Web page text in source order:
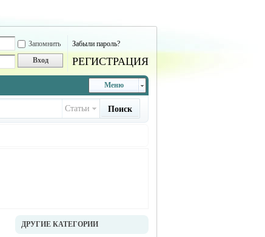
Запомнить Забыли пароль?
Вход РЕГИСТРАЦИЯ
Меню
Статьи Поиск
ДРУГИЕ КАТЕГОРИИ